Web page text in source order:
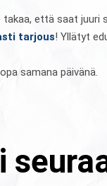
että saat juuri
tarjous! Yllätyt
samana päivänä.